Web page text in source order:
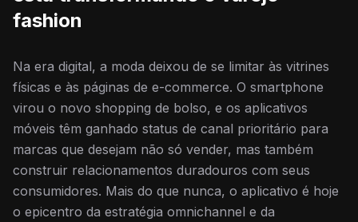
fashion
Na era digital, a moda deixou de se limitar às vitrines
físicas e às páginas de e-commerce. O smartphone
virou o novo shopping de bolso, e os aplicativos
móveis têm ganhado status de canal prioritário para
marcas que desejam não só vender, mas também
construir relacionamentos duradouros com seus
consumidores. Mais do que nunca, o aplicativo é hoje
o epicentro da estratégia omnichannel e da